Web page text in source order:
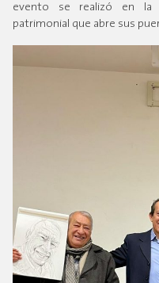
evento se realizó en la
patrimonial que abre sus